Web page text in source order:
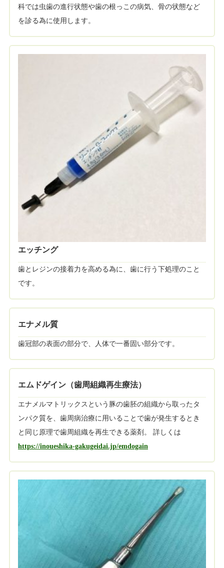
科では虫歯の進行状態や歯の根っこの病気、骨の状態など
を診る為に使用します。
エッチング
歯とレジンの接着力を高める為に、歯に行う下処理のこと
です。
エナメル質
歯冠部の表面の部分で、人体で一番固い部分です。
エムドゲイン（歯周組織再生療法）
エナメルマトリックスという豚の歯胚の組織から取ったタ
ンパク質を、歯周病治療に用いることで歯が発生するとき
と同じ原理で歯周組織を再生できる薬剤。 詳しくは
https://inoueshika-gakugeidai.jp/emdogain